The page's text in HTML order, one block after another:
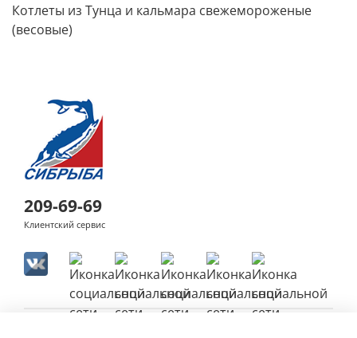
Котлеты из Тунца и кальмара свежемороженые
(весовые)
209-69-69
Клиентский сервис